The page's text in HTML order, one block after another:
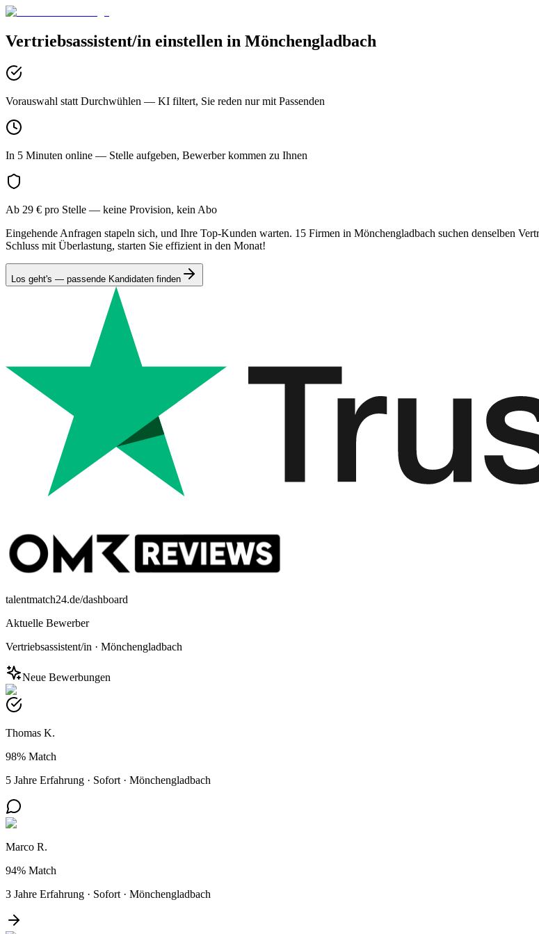
Vertriebsassistent/in einstellen in Mönchengladbach
Vorauswahl statt Durchwühlen — KI filtert, Sie reden nur mit Passenden
In 5 Minuten online — Stelle aufgeben, Bewerber kommen zu Ihnen
Ab 29 € pro Stelle — keine Provision, kein Abo
Eingehende Anfragen stapeln sich, und Ihre Top-Kunden warten. 15 Firmen in Mönchengladbach suchen denselben
Schluss mit Überlastung, starten Sie effizient in den Monat!
Los geht's — passende Kandidaten finden
talentmatch24.de/dashboard
Aktuelle Bewerber
Vertriebsassistent/in · Mönchengladbach
Neue Bewerbungen
Thomas K.
98% Match
5 Jahre Erfahrung · Sofort · Mönchengladbach
Marco R.
94% Match
3 Jahre Erfahrung · Sofort · Mönchengladbach